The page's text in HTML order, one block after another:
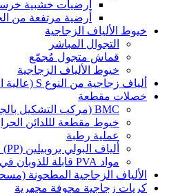
أرضيات خشبية
أرضية مرتفعة من
خيوط الألياف الزجاجية
التجوال المباشر
قماش متجول مُجمّع
خيوط الألياف الزجاجية
ألياف زجاجية من النوع S (عالية القوة)
خصلات مقطعة
BMC (مركب التشكيل بالجملة)
خيوط مقطعة لللدائن
عملية رطبة
ألياف البولي بروبيلين (PP) المقطعة
مواد PVA قابلة للذوبان في الماء
الألياف الزجاجية المطحونة
كريات زجاجية مجوفة مجهرية